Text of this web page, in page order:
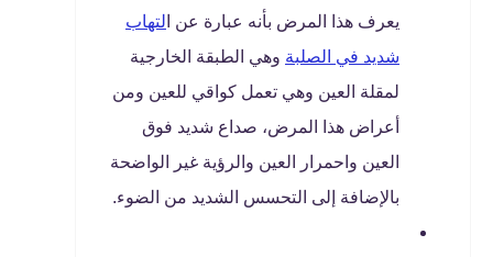
يعرف هذا المرض بأنه عبارة عن ا لتهاب
شديد في الصلبة وهي الطبقة الخارجية
لمقلة العين وهي تعمل كواقي للعين ومن
أعراض هذا المرض، صداع شديد فوق
العين واحمرار العين والرؤية غير الواضحة
بالإضافة إلى التحسس الشديد من الضوء.